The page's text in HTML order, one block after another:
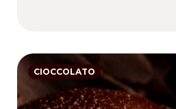
CIOCCOLATO